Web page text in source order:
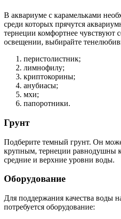
В аквариуме с карамельками
среди которых прячутся
тернеции комфортнее чувствуют
освещении, выбирайте
перистолистник;
лимнофилу;
криптокорины;
анубиасы;
мхи;
папоротники.
Грунт
Подберите темный грунт. Он
крупным, тернеции равнодушны к
средние и верхние уровни воды.
Оборудование
Для поддержания качества воды
потребуется оборудование: